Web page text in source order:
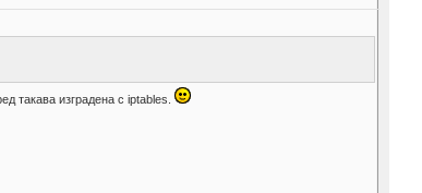
такава изградена с iptables.